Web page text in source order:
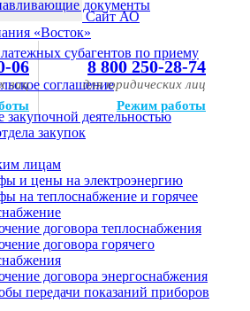
Сайт АО
«Восток»
06
лиц
8 800 250-28-74
для юридических лиц
Режим работы
документы
субагентов по приему
соглашение
закупочной деятельностью
закупок
лицам
и цены на электроэнергию
на теплоснабжение и горячее
договора теплоснабжения
договора горячего
договора энергоснабжения
передачи показаний приборов